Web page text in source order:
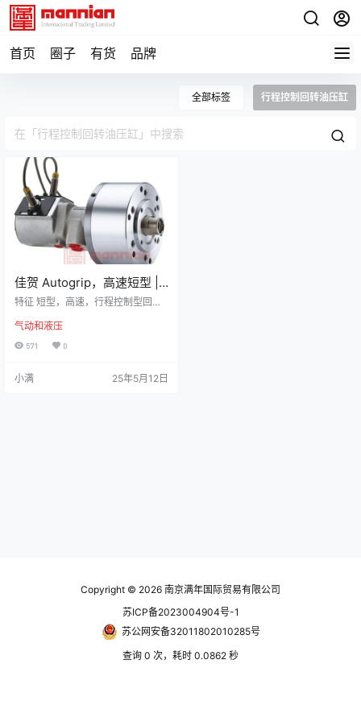
首页 圈子 有货 品牌
全部标签 行程控制回转油压缸
佳贺 Autogrip，高速短型 |
RS-N，行程控制回转油压缸
特征 短型，高速，行程控制型回转
整容易，可确认油压缸正确作动。
安装时可由后端锁固之。 泄油孔配
m2活塞面积-拉侧cm2行程(mm)最
气动和液压
571 0
小满 25年5月12日
Copyright © 2026 南京满年国际贸易有限公司
苏ICP备2023004904号-1
苏公网安备32011802010285号
查询 0 次，耗时 0.0862 秒